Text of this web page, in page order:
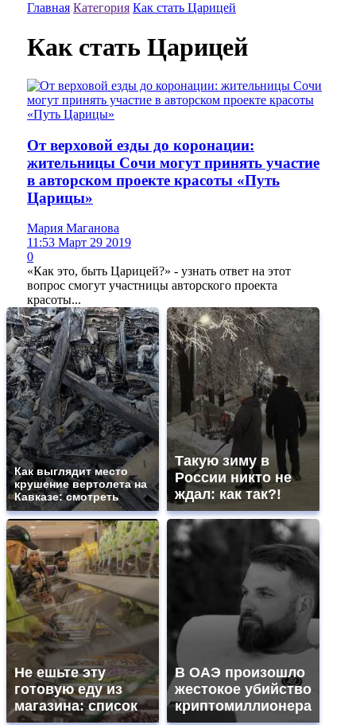
Главная Категория Как стать Царицей
Как стать Царицей
От верховой езды до коронации:
жительницы Сочи могут принять участие
в авторском проекте красоты «Путь
Царицы»
Мария Маганова
11:53 Март 29 2019
0
«Как это, быть Царицей?» - узнать ответ на этот
вопрос смогут участницы авторского проекта
красоты...
Как выглядит место
крушение вертолета на
Кавказе: смотреть
Такую зиму в
России никто не
ждал: как так?!
Не ешьте эту
готовую еду из
магазина: список
В ОАЭ произошло
жестокое убийство
криптомиллионера